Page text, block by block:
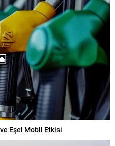
Eşel Mobil Etkisi